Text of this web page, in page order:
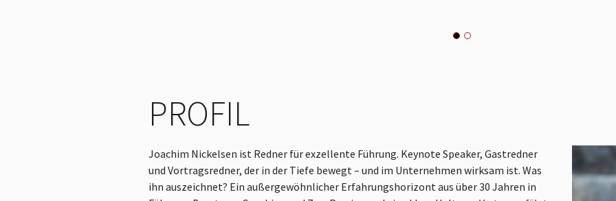
PROFIL
Joachim Nickelsen ist Redner für exzellente Führung. Keynote Speaker, Gastredner
und Vortragsredner, der in der Tiefe bewegt – und im Unternehmen wirksam ist. Was
ihn auszeichnet? Ein außergewöhnlicher Erfahrungshorizont aus über 30 Jahren in